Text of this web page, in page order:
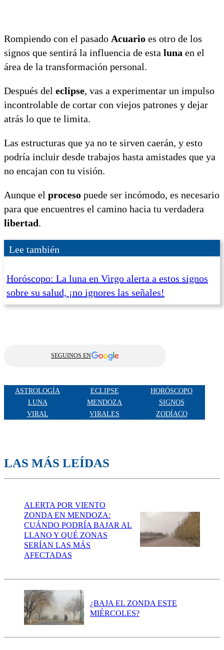
Rompiendo con el pasado Acuario es otro de los
signos que sentirá la influencia de esta luna en el
área de la transformación personal.
Después del eclipse, vas a experimentar un impulso
incontrolable de cortar con viejos patrones y dejar
atrás lo que te limita.
Las estructuras que ya no te sirven caerán, y esto
podría incluir desde trabajos hasta amistades que ya
no encajan con tu visión.
Aunque el proceso puede ser incómodo, es necesario
para que encuentres el camino hacia tu verdadera
libertad.
Lee también
Horóscopo: La luna en Virgo alerta a estos signos
sobre su salud, ¡no ignores las señales!
SEGUINOS EN
ASTROLOGÍA ECLIPSE
HORÓSCOPO
LUNA
MENDOZA
SIGNOS
VIRAL
VIRALES ZODÍACO
LAS MÁS LEÍDAS
ALERTA POR VIENTO
ZONDA EN MENDOZA:
CUÁNDO PODRÍA BAJAR AL
LLANO Y QUÉ ZONAS
SERÍAN LAS MÁS
AFECTADAS
¿BAJA EL ZONDA ESTE
MIÉRCOLES?